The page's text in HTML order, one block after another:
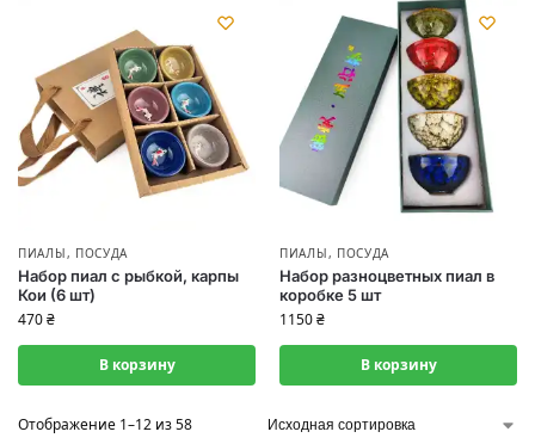
ПИАЛЫ, ПОСУДА
Набор пиал с рыбкой, карпы
Кои (6 шт)
470₴
В корзину
ПИАЛЫ, ПОСУДА
Набор разноцветных пиал в
коробке 5 шт
1150₴
В корзину
Отображение 1–12 из 58